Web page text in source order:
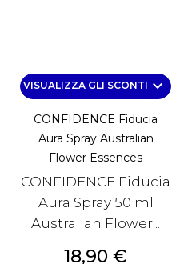
VISUALIZZA GLI SCONTI keyboard_arrow_down
CONFIDENCE Fiducia
Aura Spray Australian
Flower Essences
CONFIDENCE Fiducia
Aura Spray 50 ml
Australian Flower...
Prezzo
18,90 €